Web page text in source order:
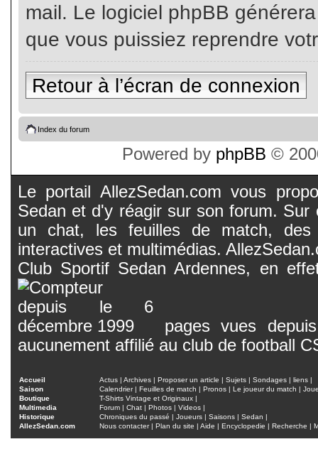
mail. Le logiciel phpBB
que vous puissiez reprendre
Retour à l’écran de connexion
Index du forum
Powered by phpBB ©
Le portail AllezSedan.com vous
Sedan et d'y réagir sur son forum.
un chat, les feuilles de match, des
interactives et multimédias.
Club Sportif Sedan Ardennes, en
pages vues
aucunement affilié au club de football
Accueil Actus | Archives | Proposer un article | Sujets | Sondages | liens |
Saison
Calendrier| Feuilles de match | Pronos | Le joueur du match |
Boutique
T-Shirts Vintage et Originaux |
Multimedia
Forum | Chat | Photos | Videos |
Historique
Chroniques du passé | Joueurs | Saisons | Sedan |
AllezSedan.com
Nous contacter| Plan du site | Aide | Encyclopedie | Recherche |